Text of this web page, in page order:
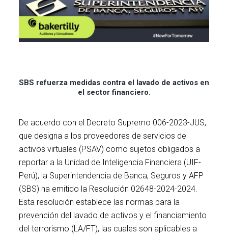
SBS refuerza medidas contra el lavado de activos en
el sector financiero.
De acuerdo con el Decreto Supremo 006-2023-JUS,
que designa a los proveedores de servicios de
activos virtuales (PSAV) como sujetos obligados a
reportar a la Unidad de Inteligencia Financiera (UIF-
Perú), la Superintendencia de Banca, Seguros y AFP
(SBS) ha emitido la Resolución 02648-2024-2024.
Esta resolución establece las normas para la
prevención del lavado de activos y el financiamiento
del terrorismo (LA/FT), las cuales son aplicables a